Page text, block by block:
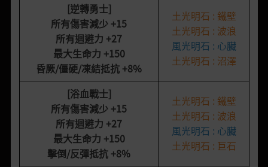
[逆轉勇士]
所有傷害減少 +15
所有迴避力 +27
最大生命力 +150
昏厥/僵硬/凍結抵抗 +8%
土光明石 : 鐵壁
土光明石 : 波浪
風光明石 : 心臟
土光明石 : 沼澤
[浴血戰士]
所有傷害減少 +15
所有迴避力 +27
最大生命力 +150
擊倒/反彈抵抗 +8%
土光明石 : 鐵壁
土光明石 : 波浪
風光明石 : 心臟
土光明石 : 巨石